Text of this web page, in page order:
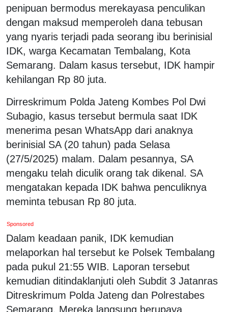
penipuan bermodus merekayasa penculikan
dengan maksud memperoleh dana tebusan
yang nyaris terjadi pada seorang ibu berinisial
IDK, warga Kecamatan Tembalang, Kota
Semarang. Dalam kasus tersebut, IDK hampir
kehilangan Rp 80 juta.
Dirreskrimum Polda Jateng Kombes Pol Dwi
Subagio, kasus tersebut bermula saat IDK
menerima pesan WhatsApp dari anaknya
berinisial SA (20 tahun) pada Selasa
(27/5/2025) malam. Dalam pesannya, SA
mengaku telah diculik orang tak dikenal. SA
mengatakan kepada IDK bahwa penculiknya
meminta tebusan Rp 80 juta.
Sponsored
Dalam keadaan panik, IDK kemudian
melaporkan hal tersebut ke Polsek Tembalang
pada pukul 21:55 WIB. Laporan tersebut
kemudian ditindaklanjuti oleh Subdit 3 Jatanras
Ditreskrimum Polda Jateng dan Polrestabes
Semarang. Mereka langsung berupaya